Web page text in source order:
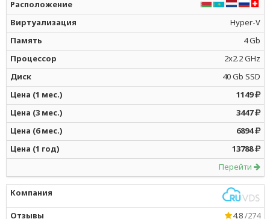
Hyper-V
4 Gb
2x2.2 GHz
40 Gb SSD
1149
3447
6894
13788
Перейти
4.8/274